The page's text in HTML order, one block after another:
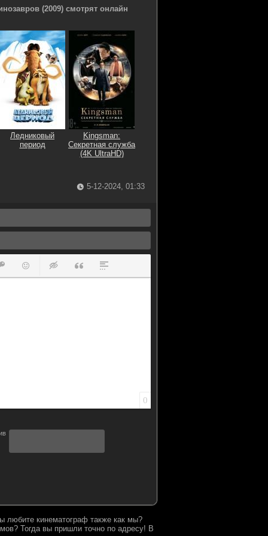
(2009) смотрят онлайн
Ледниковый
период
Kingsman:
Секретная служба
(4K UltraHD)
5-12-2024, 01:33
список
ссылкузащищенную ссылку
Вставить смайлик
Вставка скрытого текста
Вставка цитаты
Вставка спойлера
0
любите кинематограф также как мы?
Тогда вы пришли точно по адресу! В